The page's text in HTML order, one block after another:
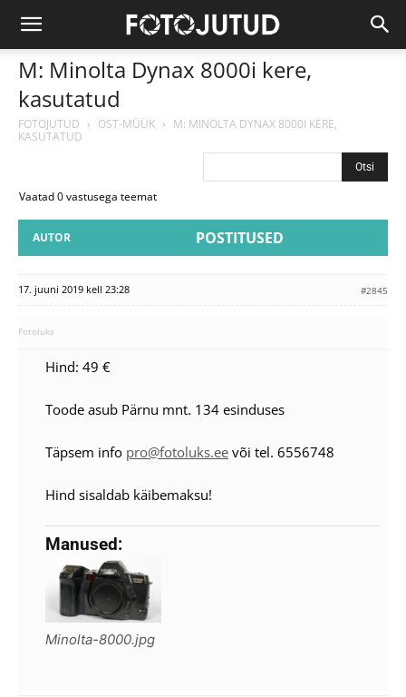
M: Minolta Dynax 8000i kere,
kasutatud
FOTOJUTUD › OST-MÜÜK › M: MINOLTA DYNAX 8000I KERE,
KASUTATUD
Vaatad 0 vastusega teemat
AUTOR POSTITUSED
17. juuni 2019 kell 23:28 #2845
Fotoluks
Hind: 49 €
Toode asub Pärnu mnt. 134 esinduses
Täpsem info pro@fotoluks.ee või tel. 6556748
Hind sisaldab käibemaksu!
Manused:
Minolta-8000.jpg